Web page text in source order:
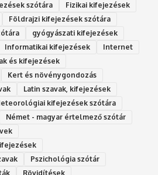
szótára
Fizikai kifejezések
Földrajzi kifejezések szótára
gyógyászati kifejezések
Informatikai kifejezések
Internet
és kifejezések
Kert és növénygondozás
Latin szavak, kifejezések
kifejezések szótára
Német - magyar értelmező szótár
Ps‮gólohciz‬ia s‮átóz‬r
Rövidítések